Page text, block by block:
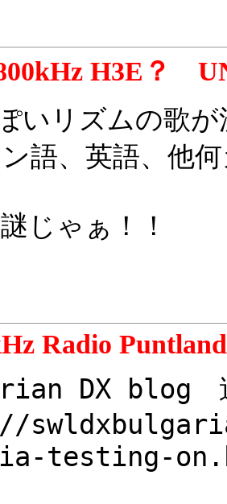
H3E？
いリズムの歌
語、英語、他
じゃぁ！！
Radio Puntland
DX blog　
testing-